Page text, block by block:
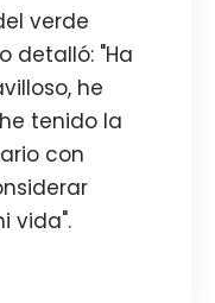
verde
detalló: "Ha
he
tenido la
con
vida".